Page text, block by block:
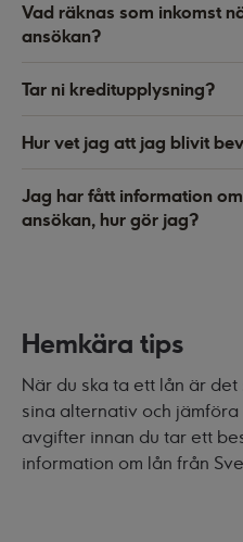
Vad räknas som inkomst
ansökan?
Tar ni kreditupplysning?
Hur vet jag att jag blivit
Jag har fått information
ansökan, hur gör jag?
Hemkära tips
När du ska ta ett lån är
sina alternativ och
avgifter innan du tar ett
information om lån från